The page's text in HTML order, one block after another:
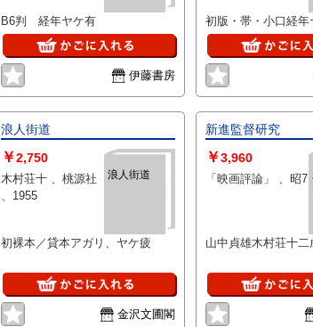
B6判 経年ヤケ有
伊藤書房
初版・帯・小口経年
浪人街道
浪人街道
￥2,750
木村荘十 、桃源社
、1955
初裸本／貸本アガリ、ヤケ疲
金沢文圃閣
新進監督研究
￥3,960
「映画評論」 、昭7
山中貞雄木村荘十